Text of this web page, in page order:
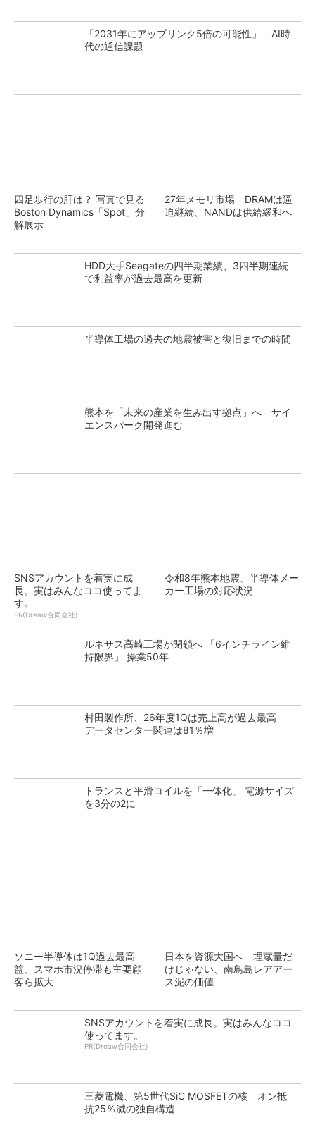
「2031年にアップリンク5倍の可能性」 AI時
代の通信課題
四足歩行の肝は？ 写真で見る
Boston Dynamics「Spot」分
解展示
27年メモリ市場 DRAMは逼
迫継続、NANDは供給緩和へ
HDD大手Seagateの四半期業績、3四半期連続
で利益率が過去最高を更新
半導体工場の過去の地震被害と復旧までの時間
熊本を「未来の産業を生み出す拠点」へ サイ
エンスパーク開発進む
SNSアカウントを着実に成
長。実はみんなココ使ってま
す。
PR(Dreaw合同会社)
令和8年熊本地震、半導体メー
カー工場の対応状況
ルネサス高崎工場が閉鎖へ 「6インチライン維
持限界」 操業50年
村田製作所、26年度1Qは売上高が過去最高
データセンター関連は81％増
トランスと平滑コイルを「一体化」 電源サイズ
を3分の2に
ソニー半導体は1Q過去最高
益、スマホ市況停滞も主要顧
客ら拡大
日本を資源大国へ 埋蔵量だ
けじゃない、南鳥島レアアー
ス泥の価値
SNSアカウントを着実に成長。実はみんなココ
使ってます。
PR(Dreaw合同会社)
三菱電機、第5世代SiC MOSFETの核 オン抵
抗25％減の独自構造